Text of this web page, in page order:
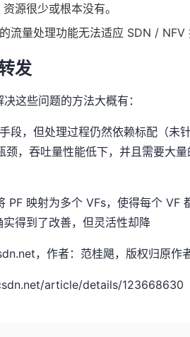
源很少或根本没有。
流量处理功能无法适应 SDN / NFV
发
这些问题的方法大概有：
段，但处理过程仍然依赖标配（未
颈，吞吐量性能低下，并且需要大
PF 映射为多个 VFs，使得每个 VF
得到了改善，但灵活性却降
，作者：范桂飓，版权归原作
article/details/123668630